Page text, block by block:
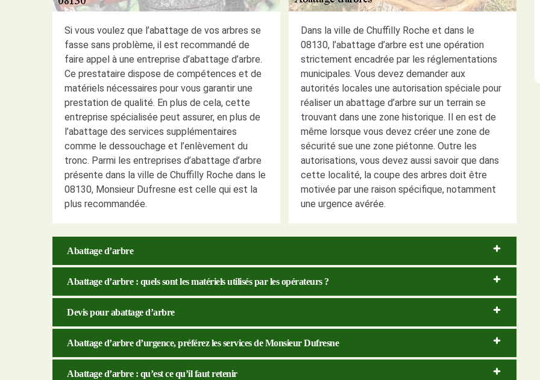
Si vous voulez que l’abattage de vos arbres se
fasse sans problème, il est recommandé de
faire appel à une entreprise d’abattage d’arbre.
Ce prestataire dispose de compétences et de
matériels nécessaires pour vous garantir une
prestation de qualité. En plus de cela, cette
entreprise spécialisée peut assurer, en plus de
l’abattage des services supplémentaires
comme le dessouchage et l’enlèvement du
tronc. Parmi les entreprises d’abattage d’arbre
présente dans la ville de Chuffilly Roche dans le
08130, Monsieur Dufresne est celle qui est la
plus recommandée.
Dans la ville de Chuffilly Roche et dans le
08130, l’abattage d’arbre est une opération
strictement encadrée par les réglementations
municipales. Vous devez demander aux
autorités locales une autorisation spéciale pour
réaliser un abattage d’arbre sur un terrain se
trouvant dans une zone historique. Il en est de
même lorsque vous devez créer une zone de
sécurité sue une zone piétonne. Outre les
autorisations, vous devez aussi savoir que dans
cette localité, la coupe des arbres doit être
motivée par une raison spécifique, notamment
une urgence avérée.
Abattage d’arbre
Abattage d’arbre : quels sont les matériels utilisés par les opérateurs ?
Devis pour abattage d’arbre
Abattage d’arbre d’urgence, préférez les services de Monsieur Dufresne
Abattage d’arbre : qu’est ce qu’il faut retenir